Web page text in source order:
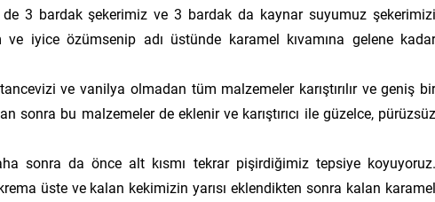
3 bardak şekerimiz ve 3 bardak da kaynar suyumuz şekerimizi
iyice özümsenip adı üstünde karamel kıvamına gelene kadar
ve vanilya olmadan tüm malzemeler karıştırılır ve geniş bir
sonra bu malzemeler de eklenir ve karıştırıcı ile güzelce, pürüzsüz
sonra da önce alt kısmı tekrar pişirdiğimiz tepsiye koyuyoruz.
üste ve kalan kekimizin yarısı eklendikten sonra kalan karamel